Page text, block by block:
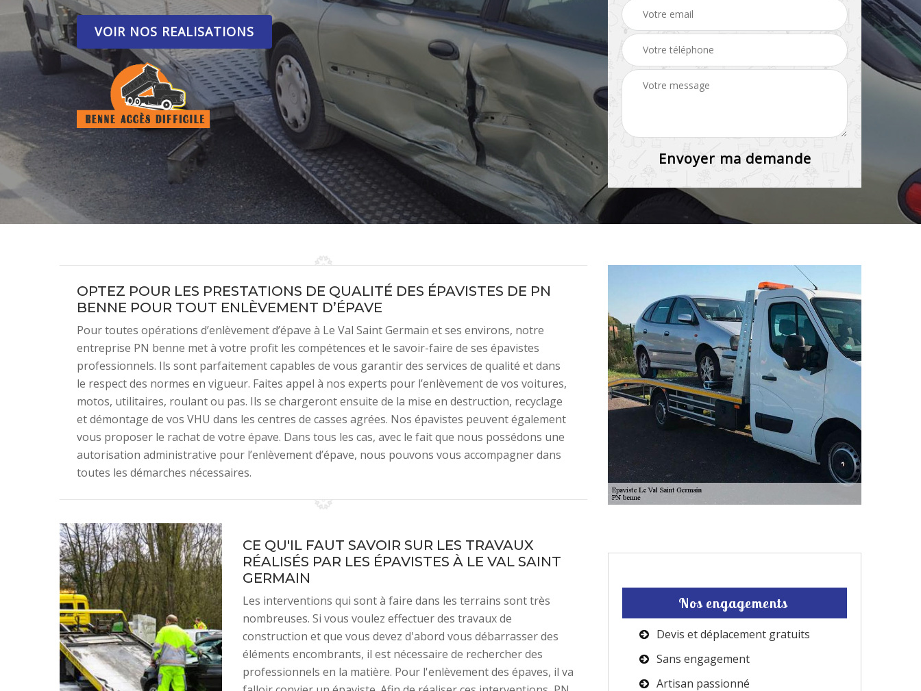
VOIR NOS REALISATIONS
OPTEZ POUR LES PRESTATIONS DE QUALITÉ DES ÉPAVISTES DE PN
BENNE POUR TOUT ENLÈVEMENT D’ÉPAVE
Pour toutes opérations d’enlèvement d’épave à Le Val Saint Germain et ses environs, notre
entreprise PN benne met à votre profit les compétences et le savoir-faire de ses épavistes
professionnels. Ils sont parfaitement capables de vous garantir des services de qualité et dans
le respect des normes en vigueur. Faites appel à nos experts pour l’enlèvement de vos voitures,
motos, utilitaires, roulant ou pas. Ils se chargeront ensuite de la mise en destruction, recyclage
et démontage de vos VHU dans les centres de casses agrées. Nos épavistes peuvent également
vous proposer le rachat de votre épave. Dans tous les cas, avec le fait que nous possédons une
autorisation administrative pour l’enlèvement d’épave, nous pouvons vous accompagner dans
toutes les démarches nécessaires.
CE QU'IL FAUT SAVOIR SUR LES TRAVAUX
RÉALISÉS PAR LES ÉPAVISTES À LE VAL SAINT
GERMAIN
Les interventions qui sont à faire dans les terrains sont très
nombreuses. Si vous voulez effectuer des travaux de
construction et que vous devez d'abord vous débarrasser des
éléments encombrants, il est nécessaire de rechercher des
professionnels en la matière. Pour l'enlèvement des épaves, il va
Nos engagements
Devis et déplacement gratuits
Sans engagement
Artisan passionné